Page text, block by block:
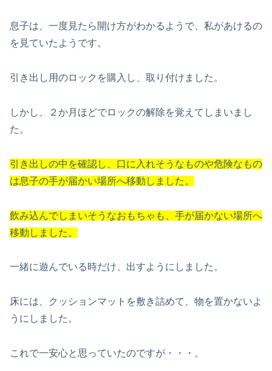
息子は、一度見たら開け方がわかるようで、私があけるの
を見ていたようです。
引き出し用のロックを購入し、取り付けました。
しかし、２か月ほどでロックの解除を覚えてしまいまし
た。
引き出しの中を確認し、口に入れそうなものや危険なもの
は息子の手が届かい場所へ移動しました。
飲み込んでしまいそうなおもちゃも、手が届かない場所へ
移動しました。
一緒に遊んでいる時だけ、出すようにしました。
床には、クッションマットを敷き詰めて、物を置かないよ
うにしました。
これで一安心と思っていたのですが・・・。